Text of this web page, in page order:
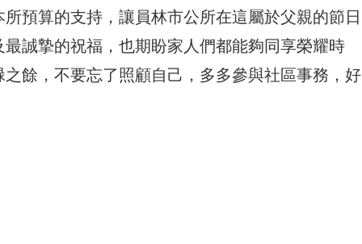
預算的支持，讓員林市公所在這屬於父親的節日
誠摯的祝福，也期盼家人們都能夠同享榮耀時
餘，不要忘了照顧自己，多多參與社區事務，好